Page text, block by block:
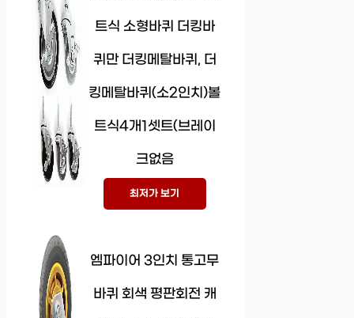
트식 소형바퀴 더킹바
퀴만 더킹메탈바퀴, 더
킹메탈바퀴(소2인치)볼
트식4개1셋트(브레이
크없음
최저가 보기
엠파이어 3인치 통고무
바퀴 회색 평판회전 캐